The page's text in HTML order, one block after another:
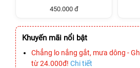
450.000 đ
Khuyến mãi nổi bật
Chẳng lo nắng gắt, mưa dông -
từ 24.000đ! Chi tiết